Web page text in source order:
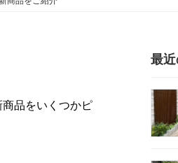
品をいくつかピ
最